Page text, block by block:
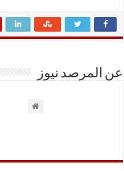
عن المرصد نيوز